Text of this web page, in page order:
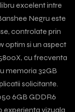
excelent intre
Negru este
controlate prin
optim si un aspect
cu frecventa
memoria 32GB
solicitante.
6GB GDDR6
experienta vizuala